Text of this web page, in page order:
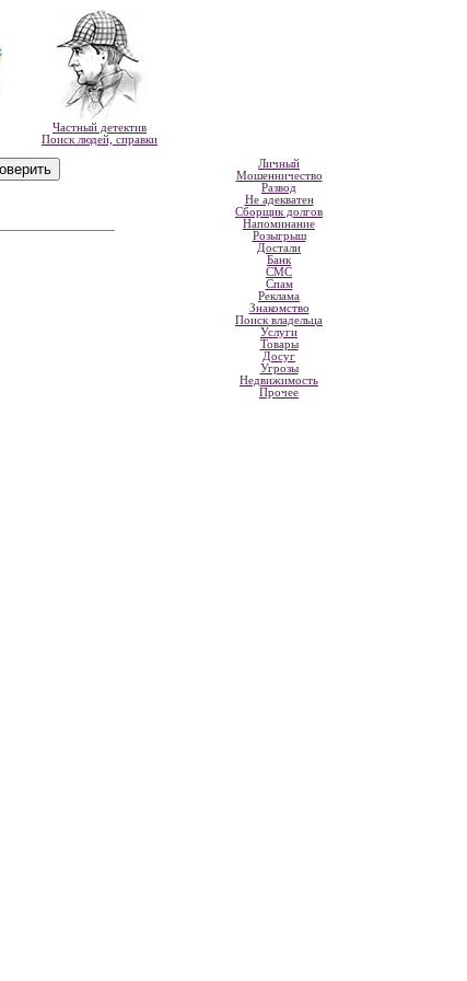
Частный детектив
Поиск людей, справки
Личный
Мошенничество
Развод
Не адекватен
Сборщик долгов
Напоминание
Розыгрыш
Достали
Банк
СМС
Спам
Реклама
Знакомство
Поиск владельца
Услуги
Товары
Досуг
Угрозы
Недвижимость
Прочее